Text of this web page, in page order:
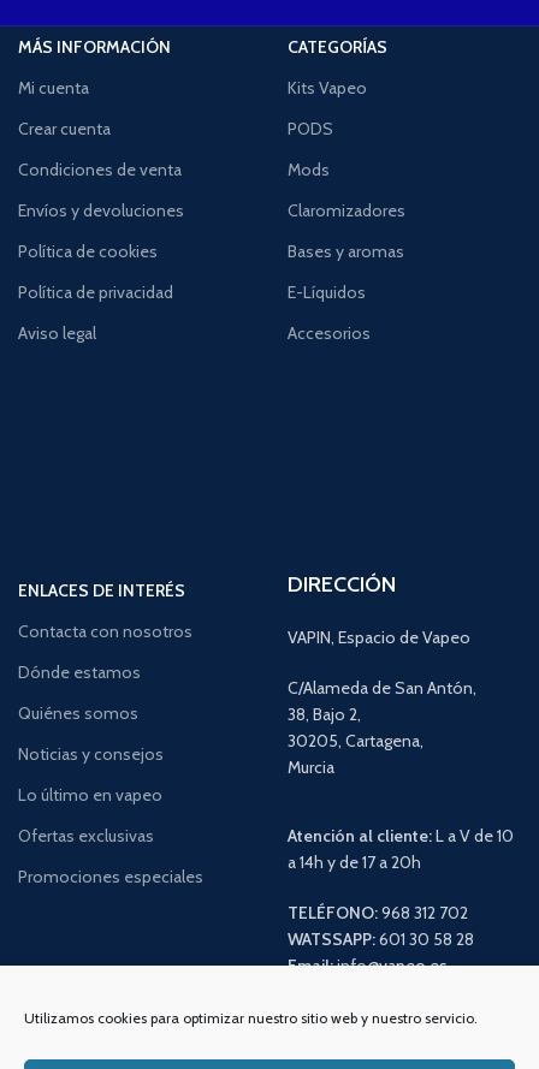
Utilizamos cookies para optimizar nuestro sitio web y nuestro servicio.
MÁS INFORMACIÓN
Mi cuenta
Crear cuenta
Condiciones de venta
Envíos y devoluciones
Política de cookies
Política de privacidad
Aviso legal
CATEGORÍAS
Kits Vapeo
PODS
Mods
Claromizadores
Bases y aromas
E-Líquidos
Accesorios
ENLACES DE INTERÉS
Contacta con nosotros
Dónde estamos
Quiénes somos
Noticias y consejos
Lo último en vapeo
Ofertas exclusivas
Promociones especiales
DIRECCIÓN
VAPIN, Espacio de Vapeo
C/Alameda de San Antón,
38, Bajo 2,
30205, Cartagena,
Murcia
Atención al cliente:L a V de 10
a 14h y de 17 a 20h
TELÉFONO:968 312 702
WATSSAPP:601 30 58 28
Email:info@vapeo.es